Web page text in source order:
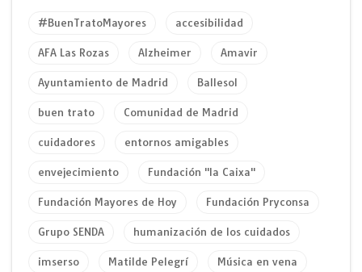
#BuenTratoMayores accesibilidad
AFA Las Rozas Alzheimer Amavir
Ayuntamiento de Madrid Ballesol
buen trato Comunidad de Madrid
cuidadores entornos amigables
envejecimiento Fundación "la Caixa"
Fundación Mayores de Hoy Fundación Pryconsa
Grupo SENDA humanización de los cuidados
imserso Matilde Pelegrí Música en vena